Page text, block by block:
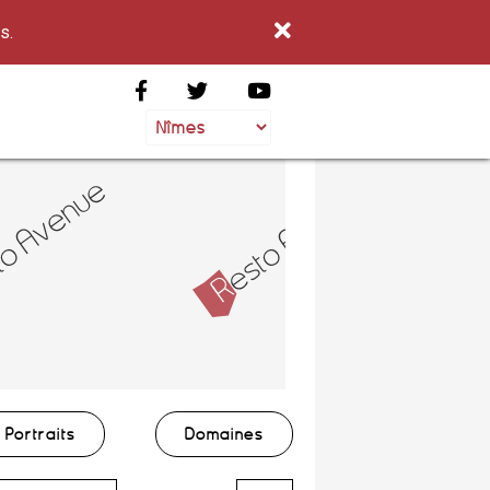
Portraits Domaines